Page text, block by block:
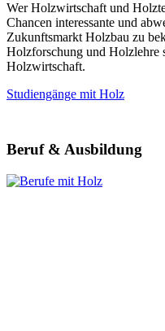
Wer Holzwirtschaft und
Chancen interessante und
Zukunftsmarkt Holzbau zu
Holzforschung und Holzlehre
Holzwirtschaft.
Studiengänge mit Holz
Beruf & Ausbildung